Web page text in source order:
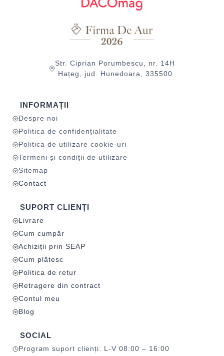
Str. Ciprian Porumbescu, nr. 14H
Hațeg, jud. Hunedoara, 335500
INFORMAȚII
Despre noi
Politica de confidențialitate
Politica de utilizare cookie-uri
Termeni și condiții de utilizare
Sitemap
Contact
SUPORT CLIENȚI
Livrare
Cum cumpăr
Achiziții prin SEAP
Cum plătesc
Politica de retur
Retragere din contract
Contul meu
Blog
SOCIAL
Program suport clienți: L-V 08:00 – 16:00